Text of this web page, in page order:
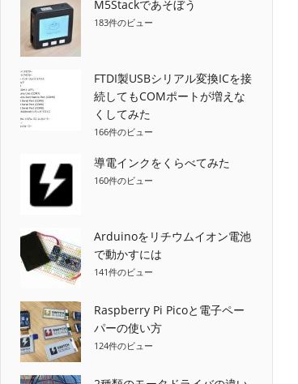
M5Stackであそぼう
183件のビュー
FTDI製USBシリアル変換ICを接
続してもCOMポートが増えな
くしてみた
166件のビュー
導電インクをくらべてみた
160件のビュー
Arduinoをリチウムイオン電池
で動かすには
141件のビュー
Raspberry Pi Picoと電子ペー
パーの使い方
124件のビュー